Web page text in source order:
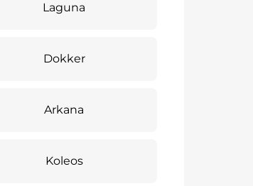
Laguna
Dokker
Arkana
Koleos